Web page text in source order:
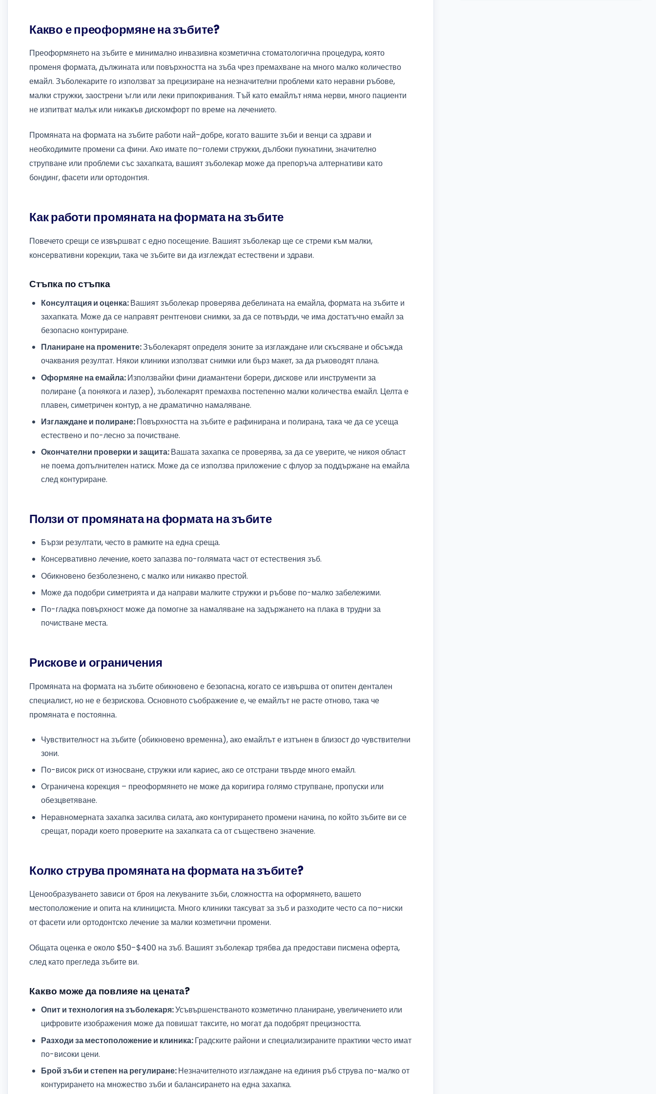
Какво е преоформяне на зъбите?
Преоформянето на зъбите е минимално инвазивна козметична стоматологична процедура, която
променя формата, дължината или повърхността на зъба чрез премахване на много малко количество
емайл. Зъболекарите го използват за прецизиране на незначителни проблеми като неравни ръбове,
малки стружки, заострени ъгли или леки припокривания. Тъй като емайлът няма нерви, много пациенти
не изпитват малък или никакъв дискомфорт по време на лечението.
Промяната на формата на зъбите работи най-добре, когато вашите зъби и венци са здрави и
необходимите промени са фини. Ако имате по-големи стружки, дълбоки пукнатини, значително
струпване или проблеми със захапката, вашият зъболекар може да препоръча алтернативи като
бондинг, фасети или ортодонтия.
Как работи промяната на формата на зъбите
Повечето срещи се извършват с едно посещение. Вашият зъболекар ще се стреми към малки,
консервативни корекции, така че зъбите ви да изглеждат естествени и здрави.
Стъпка по стъпка
Консултация и оценка:Вашият зъболекар проверява дебелината на емайла, формата на зъбите и
захапката. Може да се направят рентгенови снимки, за да се потвърди, че има достатъчно емайл за
безопасно контуриране.
Планиране на промените:Зъболекарят определя зоните за изглаждане или скъсяване и обсъжда
очаквания резултат. Някои клиники използват снимки или бърз макет, за да ръководят плана.
Оформяне на емайла:Използвайки фини диамантени борери, дискове или инструменти за
полиране (а понякога и лазер), зъболекарят премахва постепенно малки количества емайл. Целта е
плавен, симетричен контур, а не драматично намаляване.
Изглаждане и полиране:Повърхността на зъбите е рафинирана и полирана, така че да се усеща
естествено и по-лесно за почистване.
Окончателни проверки и защита:Вашата захапка се проверява, за да се уверите, че никоя област
не поема допълнителен натиск. Може да се използва приложение с флуор за поддържане на емайла
след контуриране.
Ползи от промяната на формата на зъбите
Бързи резултати, често в рамките на една среща.
Консервативно лечение, което запазва по-голямата част от естествения зъб.
Обикновено безболезнено, с малко или никакво престой.
Може да подобри симетрията и да направи малките стружки и ръбове по-малко забележими.
По-гладка повърхност може да помогне за намаляване на задържането на плака в трудни за
почистване места.
Рискове и ограничения
Промяната на формата на зъбите обикновено е безопасна, когато се извършва от опитен дентален
специалист, но не е безрискова. Основното съображение е, че емайлът не расте отново, така че
промяната е постоянна.
Чувствителност на зъбите (обикновено временна), ако емайлът е изтънен в близост до чувствителни
зони.
По-висок риск от износване, стружки или кариес, ако се отстрани твърде много емайл.
Ограничена корекция – преоформянето не може да коригира голямо струпване, пропуски или
обезцветяване.
Неравномерната захапка засилва силата, ако контурирането промени начина, по който зъбите ви се
срещат, поради което проверките на захапката са от съществено значение.
Колко струва промяната на формата на зъбите?
Ценообразуването зависи от броя на лекуваните зъби, сложността на оформянето, вашето
местоположение и опита на клинициста. Много клиники таксуват за зъб и разходите често са по-ниски
от фасети или ортодонтско лечение за малки козметични промени.
Общата оценка е около $50-$400 на зъб. Вашият зъболекар трябва да предостави писмена оферта,
след като прегледа зъбите ви.
Какво може да повлияе на цената?
Опит и технология на зъболекаря:Усъвършенстваното козметично планиране, увеличението или
цифровите изображения може да повишат таксите, но могат да подобрят прецизността.
Разходи за местоположение и клиника:Градските райони и специализираните практики често имат
по-високи цени.
Брой зъби и степен на регулиране:Незначителното изглаждане на единия ръб струва по-малко от
контурирането на множество зъби и балансирането на една захапка.